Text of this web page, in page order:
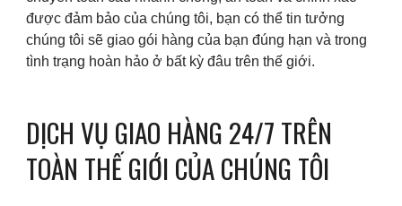
được đảm bảo của chúng tôi, bạn có thể tin tưởng
chúng tôi sẽ giao gói hàng của bạn đúng hạn và trong
tình trạng hoàn hảo ở bất kỳ đâu trên thế giới.
DỊCH VỤ GIAO HÀNG 24/7 TRÊN
TOÀN THẾ GIỚI CỦA CHÚNG TÔI